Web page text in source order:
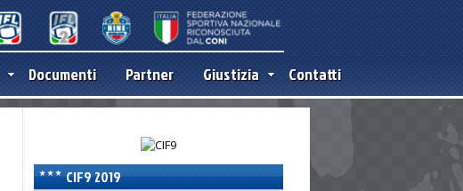
Documenti Partner Giustizia Contatti
CIF9 2019